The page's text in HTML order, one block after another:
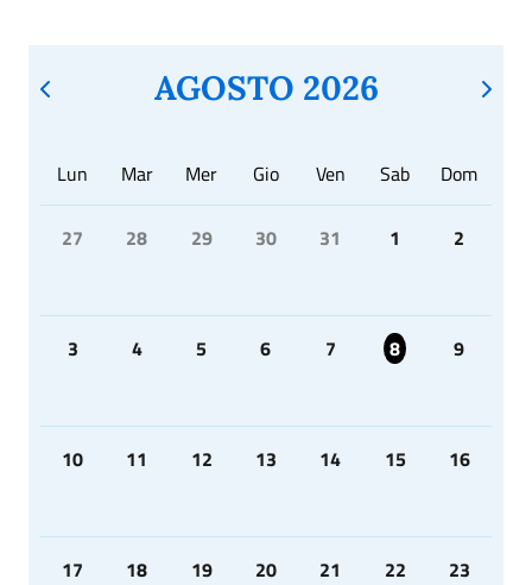
AGOSTO 2026
Lun Mar Mer Gio Ven Sab Dom
27 28 29 30 31 1 2
3 4 5 6 7 8 9
10 11 12 13 14 15 16
17 18 19 20 21 22 23